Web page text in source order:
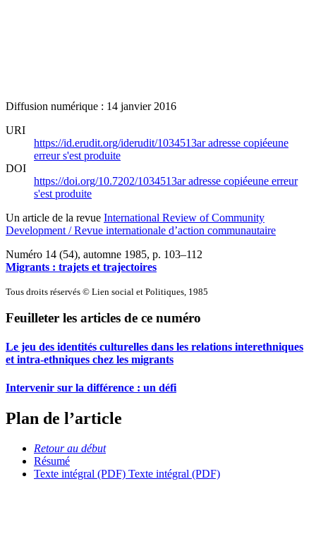
Diffusion numérique : 14 janvier 2016
URI
https://id.erudit.org/iderudit/1034513aradresse copiéeune
erreur s'est produite
DOI
https://doi.org/10.7202/1034513aradresse copiéeune erreur
s'est produite
Un article de la revue International Review of Community
Development / Revue internationale d’action communautaire
Numéro 14 (54), automne 1985, p. 103–112
Migrants : trajets et trajectoires
Tous droits réservés © Lien social et Politiques, 1985
Feuilleter les articles de ce numéro
Le jeu des identités culturelles dans les relations interethniques
et intra-ethniques chez les migrants
Intervenir sur la différence : un défi
Plan de l’article
Retour au début
Résumé
Texte intégral (PDF) Texte intégral (PDF)